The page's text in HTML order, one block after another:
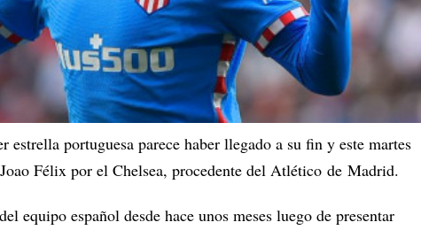
estrella portuguesa parece haber llegado a su fin y este martes
Félix por el Chelsea, procedente del Atlético de Madrid.
equipo español desde hace unos meses luego de presentar